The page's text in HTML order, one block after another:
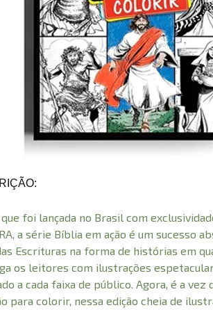
foi lançada no Brasil com
a série Bíblia em ação é um sucesso
Escrituras na forma de histórias em
os leitores com ilustrações
a cada faixa de público. Agora, é a vez
para colorir, nessa edição cheia de